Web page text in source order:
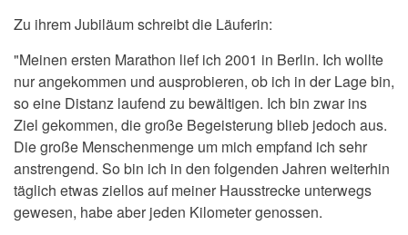
Zu ihrem Jubiläum schreibt die Läuferin:
"Meinen ersten Marathon lief ich 2001 in Berlin. Ich wollte
nur angekommen und ausprobieren, ob ich in der Lage bin,
so eine Distanz laufend zu bewältigen. Ich bin zwar ins
Ziel gekommen, die große Begeisterung blieb jedoch aus.
Die große Menschenmenge um mich empfand ich sehr
anstrengend. So bin ich in den folgenden Jahren weiterhin
täglich etwas ziellos auf meiner Hausstrecke unterwegs
gewesen, habe aber jeden Kilometer genossen.